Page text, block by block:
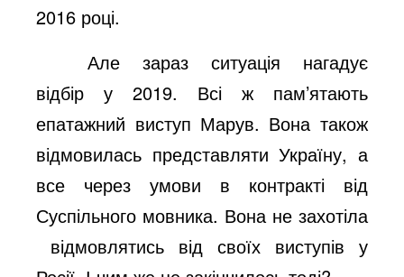
2016 році.
Але зараз ситуація нагадує
відбір у 2019. Всі ж пам’ятають
епатажний виступ Марув. Вона також
відмовилась представляти Україну, а
все через умови в контракті від
Суспільного мовника. Вона не захотіла
відмовлятись від своїх виступів у